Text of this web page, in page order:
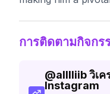
การติดตามกิจกร
@alllliibวิเ
Instagram